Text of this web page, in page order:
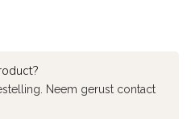
Neem gerust contact